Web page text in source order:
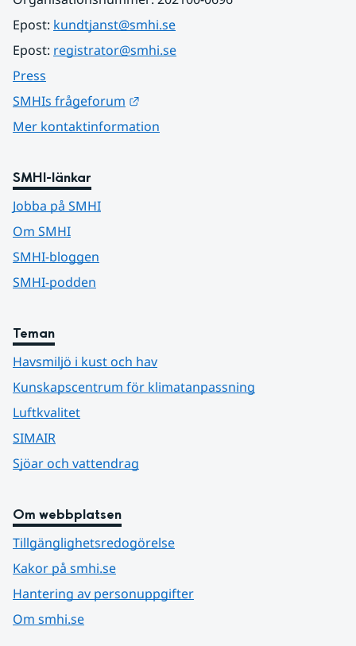
Epost: kundtjanst@smhi.se
Epost: registrator@smhi.se
Press
SMHIs frågeforum
Mer kontaktinformation
SMHI-länkar
Jobba på SMHI
Om SMHI
SMHI-bloggen
SMHI-podden
Teman
Havsmiljö i kust och hav
Kunskapscentrum för klimatanpassning
Luftkvalitet
SIMAIR
Sjöar och vattendrag
Om webbplatsen
Tillgänglighetsredogörelse
Kakor på smhi.se
Hantering av personuppgifter
Om smhi.se